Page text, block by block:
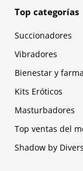
Top categorías
Succionadores
Vibradores
Bienestar y
Kits Eróticos
Masturbadores
Top ventas del
Shadow by